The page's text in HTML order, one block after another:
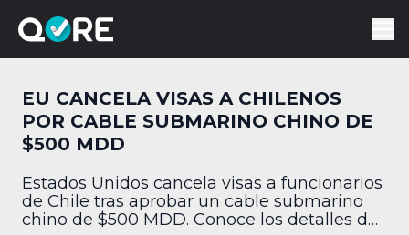
EU CANCELA VISAS A CHILENOS
POR CABLE SUBMARINO CHINO DE
$500 MDD
Estados Unidos cancela visas a funcionarios
de Chile tras aprobar un cable submarino
chino de $500 MDD. Conoce los detalles del